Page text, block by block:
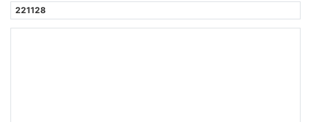
221128